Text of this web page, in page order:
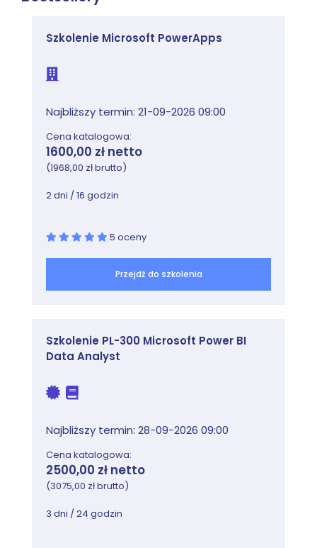
Szkolenie Microsoft PowerApps
Najbliższy termin: 21-09-2026 09:00
Cena katalogowa:
1600,00 zł netto
(1968,00 zł brutto)
2 dni / 16 godzin
5 oceny
Przejdź do szkolenia
Szkolenie PL-300 Microsoft Power BI
Data Analyst
Najbliższy termin: 28-09-2026 09:00
Cena katalogowa:
2500,00 zł netto
(3075,00 zł brutto)
3 dni / 24 godzin